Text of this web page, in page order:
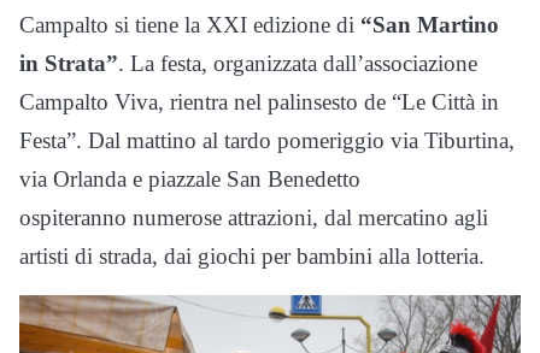
Campalto si tiene la XXI edizione di “San Martino
in Strata”. La festa, organizzata dall’associazione
Campalto Viva, rientra nel palinsesto de “Le Città in
Festa”. Dal mattino al tardo pomeriggio via Tiburtina,
via Orlanda e piazzale San Benedetto
ospiteranno numerose attrazioni, dal mercatino agli
artisti di strada, dai giochi per bambini alla lotteria.